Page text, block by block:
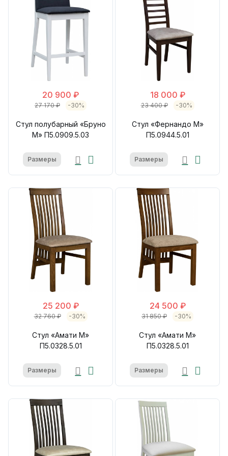
20 900 ₽
27 170 ₽ -30%
Стул полубарный «Бруно
М» П5.0909.5.03
Размеры
18 000 ₽
23 400 ₽ -30%
Стул «Фернандо М»
П5.0944.5.01
Размеры
25 200 ₽
32 760 ₽ -30%
Стул «Амати М»
П5.0328.5.01
Размеры
24 500 ₽
31 850 ₽ -30%
Стул «Амати М»
П5.0328.5.01
Размеры